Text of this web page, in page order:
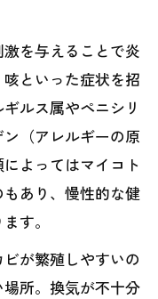
を与えることで炎
といった症状を招
ルス属やペニシリ
（アレルギーの原
よってはマイコト
あり、慢性的な健
す。
が繁殖しやすいの
所。換気が不十分